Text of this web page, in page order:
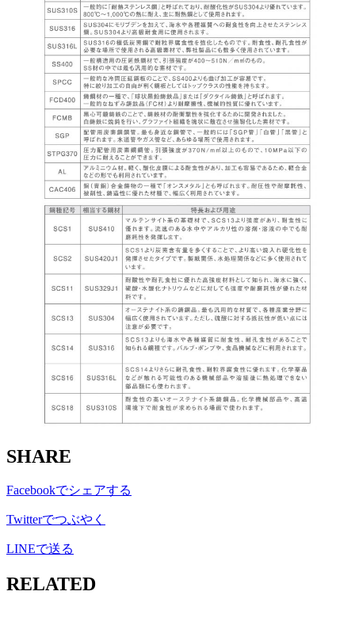
SHARE
Facebookでシェアする
Twitterでつぶやく
LINEで送る
RELATED